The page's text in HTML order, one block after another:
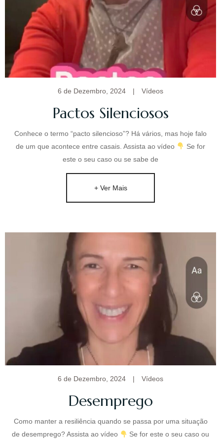
6 de Dezembro, 2024 | Vídeos
Pactos Silenciosos
Conhece o termo “pacto silencioso”? Há vários, mas hoje falo
de um que acontece entre casais. Assista ao vídeo
Se for
este o seu caso ou se sabe de
+ Ver Mais
6 de Dezembro, 2024 | Vídeos
Desemprego
Como manter a resiliência quando se passa por uma situação
de desemprego? Assista ao vídeo
Se for este o seu caso ou